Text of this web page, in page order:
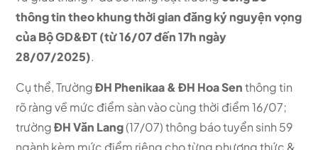
thông tin theo khung thời gian đăng ký nguyện vọng
của Bộ GD&ĐT (từ 16/07 đến 17h ngày
28/07/2025).
Cụ thể, TrườngĐH Phenikaa & ĐH Hoa Senthông tin
rõ ràng về mức điểm sàn vào cùng thời điểm 16/07;
trườngĐH Văn Lang(17/07) thông báo tuyển sinh 59
ngành kèm mức điểm riêng cho từng phương thức &